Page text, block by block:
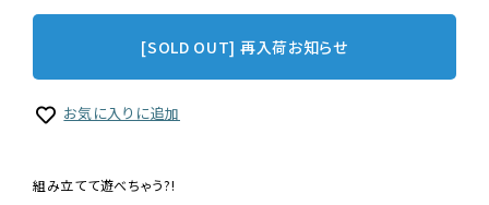
[SOLD OUT] 再入荷お知らせ
お気に入りに追加
組み立てて遊べちゃう?!